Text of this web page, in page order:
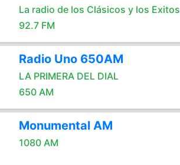
La radio de los Clásicos y los Exitos
92.7 FM
Radio Uno 650AM
LA PRIMERA DEL DIAL
650 AM
Monumental AM
1080 AM